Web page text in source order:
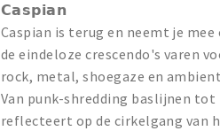
𝗖𝗮𝘀𝗽𝗶𝗮𝗻
Caspian is terug en neemt je
de eindeloze crescendo's varen
rock, metal, shoegaze en
Van punk-shredding baslijnen
reflecteert op de cirkelgang van